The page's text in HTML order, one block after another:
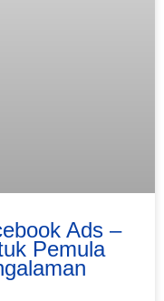
Ads –
Pemula